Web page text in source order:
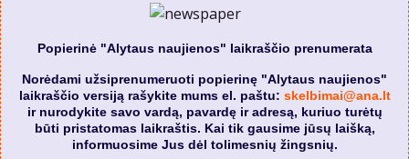
Popierinė "Alytaus naujienos" laikraščio prenumerata
Norėdami užsiprenumeruoti popierinę "Alytaus naujienos"
laikraščio versiją rašykite mums el. paštu: skelbimai@ana.lt
ir nurodykite savo vardą, pavardę ir adresą, kuriuo turėtų
būti pristatomas laikraštis. Kai tik gausime jūsų laišką,
informuosime Jus dėl tolimesnių žingsnių.